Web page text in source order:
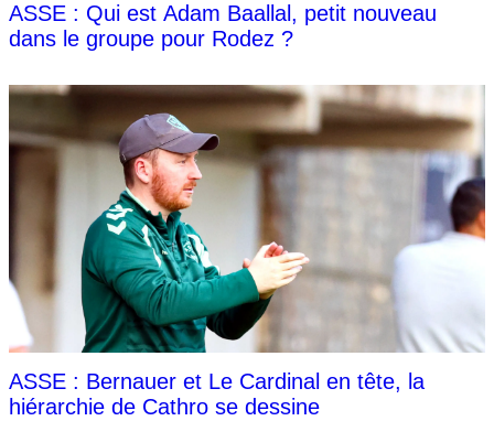
ASSE : Qui est Adam Baallal, petit nouveau
dans le groupe pour Rodez ?
ASSE : Bernauer et Le Cardinal en tête, la
hiérarchie de Cathro se dessine